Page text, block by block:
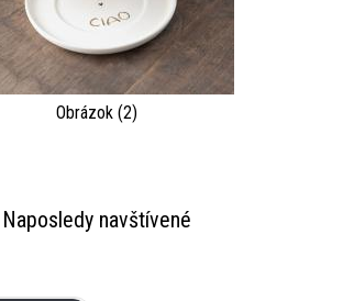
Obrázok (2)
Naposledy navštívené